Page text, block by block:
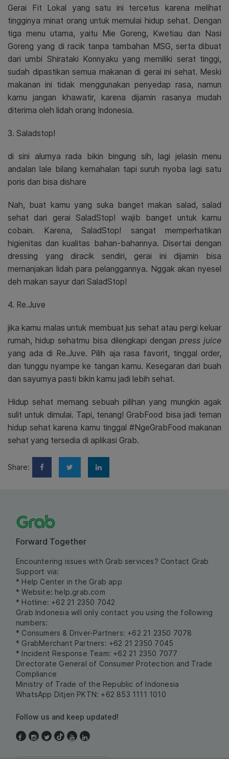
Gerai Fit Lokal yang satu ini tercetus karena melihat
tingginya minat orang untuk memulai hidup sehat. Dengan
tiga menu utama, yaitu Mie Goreng, Kwetiau dan Nasi
Goreng yang di racik tanpa tambahan MSG, serta dibuat
dari umbi Shirataki Konnyaku yang memiliki serat tinggi,
sudah dipastikan semua makanan di gerai ini sehat. Meski
makanan ini tidak menggunakan penyedap rasa, namun
kamu jangan khawatir, karena dijamin rasanya mudah
diterima oleh lidah orang Indonesia.
3. Saladstop!
di sini alurnya rada bikin bingung sih, lagi jelasin menu
andalan lale bilang kemahalan tapi suruh nyoba lagi satu
poris dan bisa dishare
Nah, buat kamu yang suka banget makan salad, salad
sehat dari gerai SaladStop! wajib banget untuk kamu
cobain. Karena, SaladStop! sangat memperhatikan
higienitas dan kualitas bahan-bahannya. Disertai dengan
dressing yang diracik sendiri, gerai ini dijamin bisa
memanjakan lidah para pelanggannya. Nggak akan nyesel
deh makan sayur dari SaladStop!
4. Re.Juve
jika kamu malas untuk membuat jus sehat atau pergi keluar
rumah, hidup sehatmu bisa dilengkapi dengan press juice
yang ada di Re.Juve. Pilih aja rasa favorit, tinggal order,
dan tunggu nyampe ke tangan kamu. Kesegaran dari buah
dan sayurnya pasti bikin kamu jadi lebih sehat.
Hidup sehat memang sebuah pilihan yang mungkin agak
sulit untuk dimulai. Tapi, tenang! GrabFood bisa jadi teman
hidup sehat karena kamu tinggal #NgeGrabFood makanan
sehat yang tersedia di aplikasi Grab.
Share:
Forward Together
Encountering issues with Grab services? Contact Grab
Support via:
* Help Center in the Grab app
* Website: help.grab.com
* Hotline: +62 21 2350 7042
Grab Indonesia will only contact you using the following
numbers:
* Consumers & Driver-Partners: +62 21 2350 7078
* GrabMerchant Partners: +62 21 2350 7045
* Incident Response Team: +62 21 2350 7077
Directorate General of Consumer Protection and Trade
Compliance
Ministry of Trade of the Republic of Indonesia
WhatsApp Ditjen PKTN: +62 853 1111 1010
Follow us and keep updated!